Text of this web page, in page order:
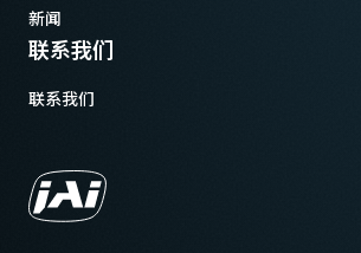
新闻
联系我们
联系我们